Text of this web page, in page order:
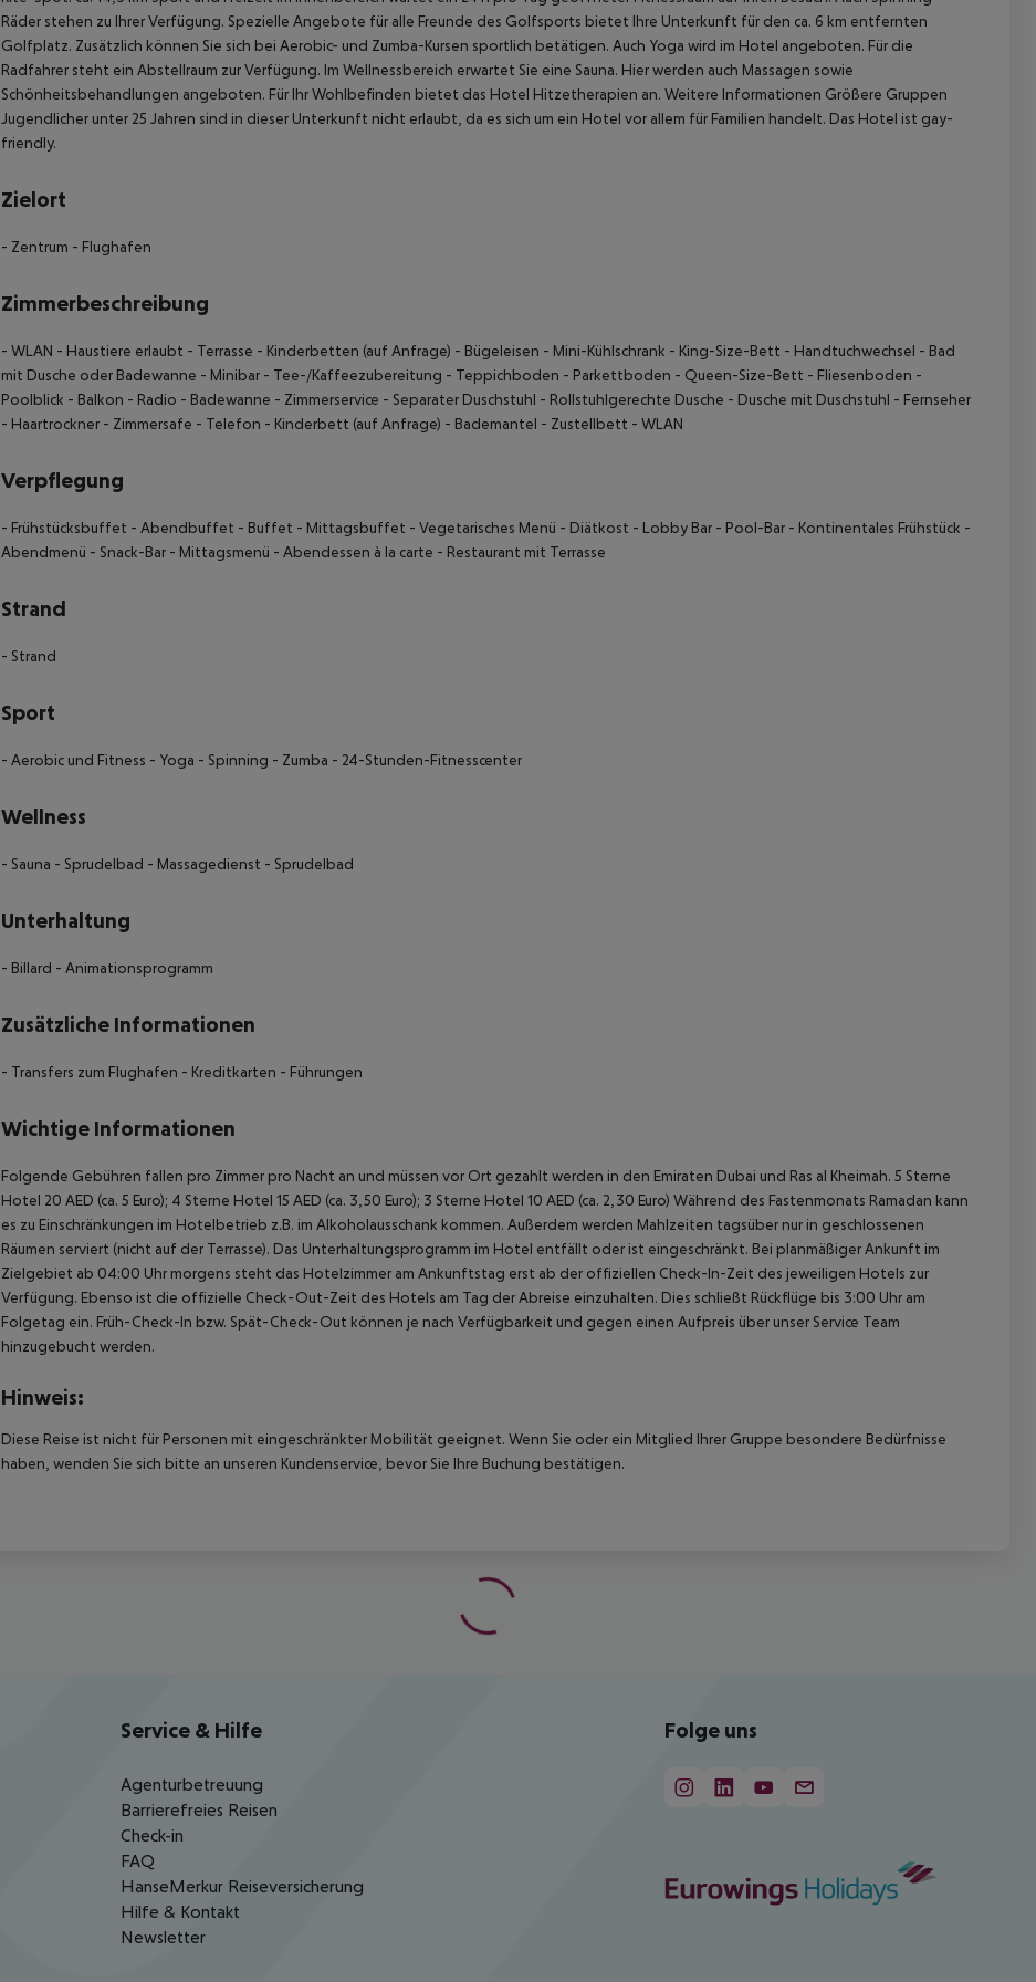
Räder stehen zu Ihrer Verfügung. Spezielle Angebote für alle Freunde des Golfsports bietet Ihre Unterkunft für den ca. 6 km entfernten
Golfplatz. Zusätzlich können Sie sich bei Aerobic- und Zumba-Kursen sportlich betätigen. Auch Yoga wird im Hotel angeboten. Für die
Radfahrer steht ein Abstellraum zur Verfügung. Im Wellnessbereich erwartet Sie eine Sauna. Hier werden auch Massagen sowie
Schönheitsbehandlungen angeboten. Für Ihr Wohlbefinden bietet das Hotel Hitzetherapien an. Weitere Informationen Größere Gruppen
Jugendlicher unter 25 Jahren sind in dieser Unterkunft nicht erlaubt, da es sich um ein Hotel vor allem für Familien handelt. Das Hotel ist gay-
friendly.
Zielort
- Zentrum - Flughafen
Zimmerbeschreibung
- WLAN - Haustiere erlaubt - Terrasse - Kinderbetten (auf Anfrage) - Bügeleisen - Mini-Kühlschrank - King-Size-Bett - Handtuchwechsel - Bad
mit Dusche oder Badewanne - Minibar - Tee-/Kaffeezubereitung - Teppichboden - Parkettboden - Queen-Size-Bett - Fliesenboden -
Poolblick - Balkon - Radio - Badewanne - Zimmerservice - Separater Duschstuhl - Rollstuhlgerechte Dusche - Dusche mit Duschstuhl - Fernseher
- Haartrockner - Zimmersafe - Telefon - Kinderbett (auf Anfrage) - Bademantel - Zustellbett - WLAN
Verpflegung
- Frühstücksbuffet - Abendbuffet - Buffet - Mittagsbuffet - Vegetarisches Menü - Diätkost - Lobby Bar - Pool-Bar - Kontinentales Frühstück -
Abendmenü - Snack-Bar - Mittagsmenü - Abendessen à la carte - Restaurant mit Terrasse
Strand
- Strand
Sport
- Aerobic und Fitness - Yoga - Spinning - Zumba - 24-Stunden-Fitnesscenter
Wellness
- Sauna - Sprudelbad - Massagedienst - Sprudelbad
Unterhaltung
- Billard - Animationsprogramm
Zusätzliche Informationen
- Transfers zum Flughafen - Kreditkarten - Führungen
Wichtige Informationen
Folgende Gebühren fallen pro Zimmer pro Nacht an und müssen vor Ort gezahlt werden in den Emiraten Dubai und Ras al Kheimah. 5 Sterne
Hotel 20 AED (ca. 5 Euro); 4 Sterne Hotel 15 AED (ca. 3,50 Euro); 3 Sterne Hotel 10 AED (ca. 2,30 Euro) Während des Fastenmonats Ramadan kann
es zu Einschränkungen im Hotelbetrieb z.B. im Alkoholausschank kommen. Außerdem werden Mahlzeiten tagsüber nur in geschlossenen
Räumen serviert (nicht auf der Terrasse). Das Unterhaltungsprogramm im Hotel entfällt oder ist eingeschränkt. Bei planmäßiger Ankunft im
Zielgebiet ab 04:00 Uhr morgens steht das Hotelzimmer am Ankunftstag erst ab der offiziellen Check-In-Zeit des jeweiligen Hotels zur
Verfügung. Ebenso ist die offizielle Check-Out-Zeit des Hotels am Tag der Abreise einzuhalten. Dies schließt Rückflüge bis 3:00 Uhr am
Folgetag ein. Früh-Check-In bzw. Spät-Check-Out können je nach Verfügbarkeit und gegen einen Aufpreis über unser Service Team
hinzugebucht werden.
Hinweis:
Diese Reise ist nicht für Personen mit eingeschränkter Mobilität geeignet. Wenn Sie oder ein Mitglied Ihrer Gruppe besondere Bedürfnisse
haben, wenden Sie sich bitte an unseren Kundenservice, bevor Sie Ihre Buchung bestätigen.
Service & Hilfe
Agenturbetreuung
Barrierefreies Reisen
Check-in
FAQ
HanseMerkur Reiseversicherung
Hilfe & Kontakt
Newsletter
Folge uns